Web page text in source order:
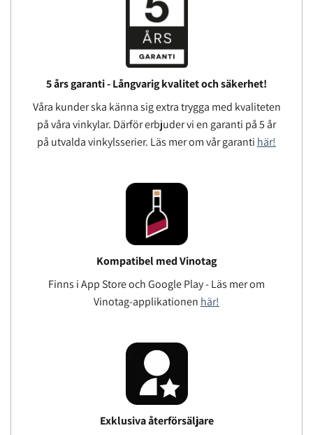
5 års garanti - Långvarig kvalitet och säkerhet!
Våra kunder ska känna sig extra trygga med kvaliteten
på våra vinkylar. Därför erbjuder vi en garanti på 5 år
på utvalda vinkylsserier. Läs mer om vår garanti här!
Kompatibel med Vinotag
Finns i App Store och Google Play - Läs mer om
Vinotag-applikationen här!
Exklusiva återförsäljare